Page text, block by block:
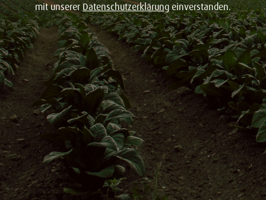
mit unsererDatenschutzerklärungeinverstanden.